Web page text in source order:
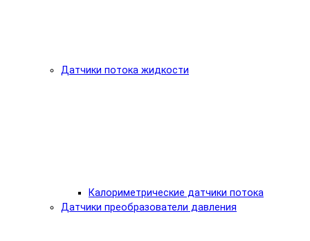
Датчики потока жидкости
Калориметрические датчики потока
Датчики преобразователи давления